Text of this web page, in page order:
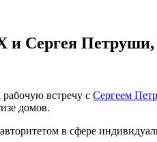
и Сергея
рабочую встречу с Сергеем
домов.
в сфере